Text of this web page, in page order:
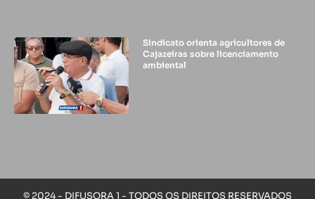
Sindicato orienta agricultores de
Cajazeiras sobre licenciamento
ambiental
© 2024 - DIFUSORA 1 - TODOS OS DIREITOS RESERVADOS